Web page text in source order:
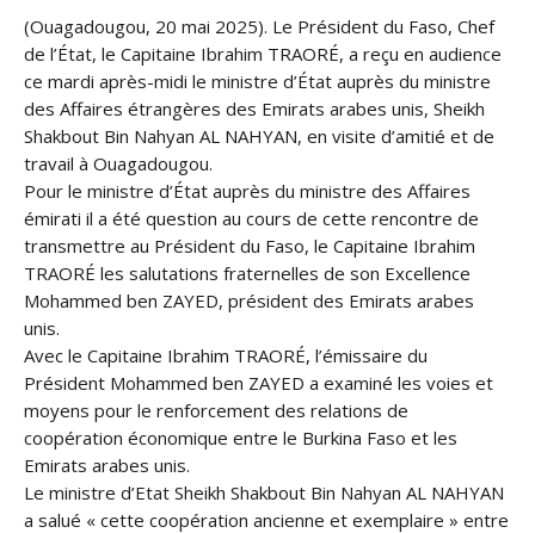
(Ouagadougou, 20 mai 2025). Le Président du Faso, Chef
de l’État, le Capitaine Ibrahim TRAORÉ, a reçu en audience
ce mardi après-midi le ministre d’État auprès du ministre
des Affaires étrangères des Emirats arabes unis, Sheikh
Shakbout Bin Nahyan AL NAHYAN, en visite d’amitié et de
travail à Ouagadougou.
Pour le ministre d’État auprès du ministre des Affaires
émirati il a été question au cours de cette rencontre de
transmettre au Président du Faso, le Capitaine Ibrahim
TRAORÉ les salutations fraternelles de son Excellence
Mohammed ben ZAYED, président des Emirats arabes
unis.
Avec le Capitaine Ibrahim TRAORÉ, l’émissaire du
Président Mohammed ben ZAYED a examiné les voies et
moyens pour le renforcement des relations de
coopération économique entre le Burkina Faso et les
Emirats arabes unis.
Le ministre d’Etat Sheikh Shakbout Bin Nahyan AL NAHYAN
a salué « cette coopération ancienne et exemplaire » entre